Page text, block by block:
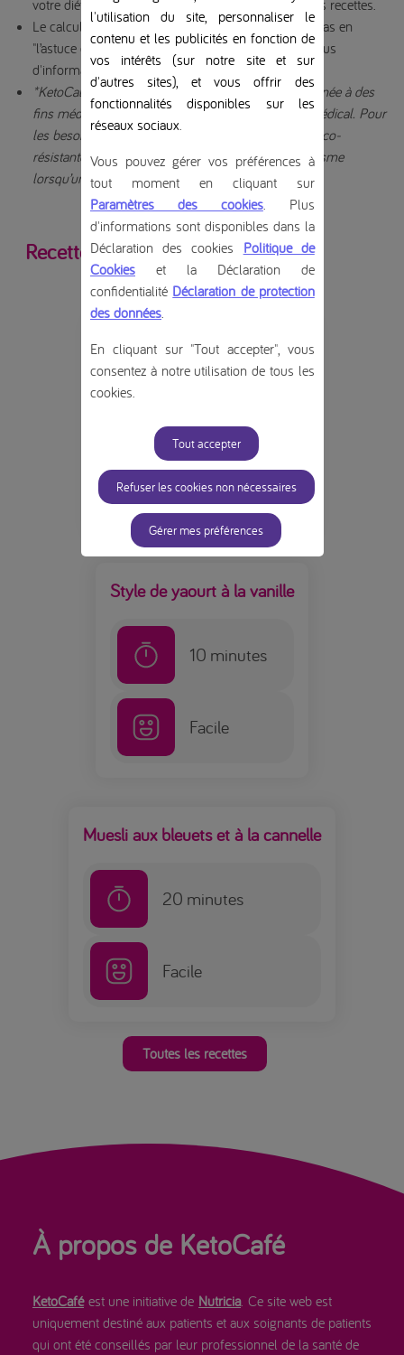
votre diététicien lorsque vous utilisez ou modifiez les recettes.
Le calcul des valeurs nutritionnelles ne comprend pas en
"l’astuce du chef". Consultez votre diététicien pour plus
d'informations.
*KetoCal 4:1 neutre est une denrée alimentaire destinée à des
fins médicales spéciales. A utiliser sous contrôle médical. Pour
les besoins nutritionnels en cas d’épilepsies pharmaco-
résistantes ou de maladies héréditaires du métabolisme
lorsqu’un régime cétogène est indiqué.
Recettes similaires
Style de yaourt au chocolat
Facile
Style de yaourt à la vanille
10 minutes
Facile
Muesli aux bleuets et à la cannelle
20 minutes
Facile
Toutes les recettes
À propos de KetoCafé
KetoCaféest une initiative de Nutricia. Ce site web est
uniquement destiné aux patients et aux soignants de patients
qui ont été conseillés par leur professionnel de la santé de
l'utilisation du site, personnaliser le
contenu et les publicités en fonction de
vos intérêts (sur notre site et sur
d'autres sites), et vous offrir des
fonctionnalités disponibles sur les
réseaux sociaux.
Vous pouvez gérer vos préférences à
tout moment en cliquant sur
Paramètres des cookies. Plus
d'informations sont disponibles dans la
Déclaration des cookies Politique de
Cookieset la Déclaration de
confidentialité Déclaration de protection
des données.
En cliquant sur "Tout accepter", vous
consentez à notre utilisation de tous les
cookies.
Tout accepter
Refuser les cookies non nécessaires
Gérer mes préférences